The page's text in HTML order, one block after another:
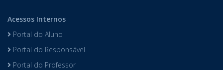
Acessos Internos
Portal do Aluno
Portal do Responsável
Portal do Professor